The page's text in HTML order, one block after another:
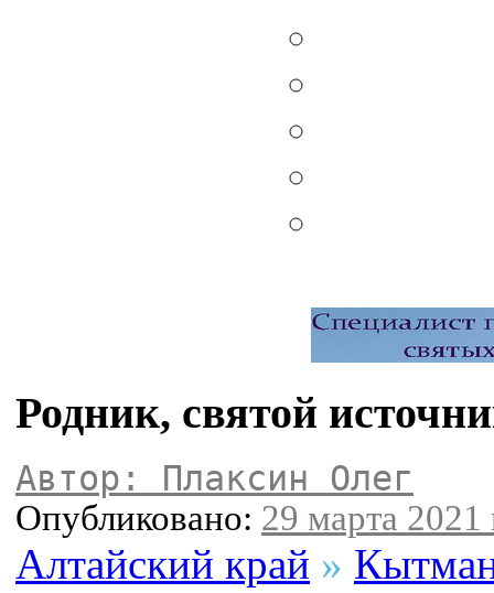
Родник, святой
Автор: Плаксин Олег
Опубликовано: 29 марта 2021
Алтайский край »